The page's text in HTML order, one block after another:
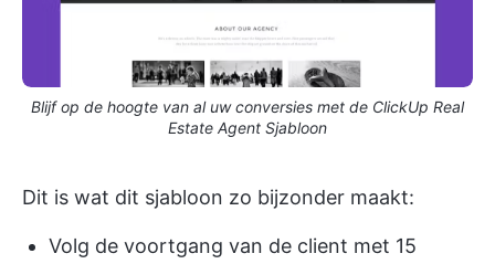
Blijf op de hoogte van al uw conversies met de ClickUp Real
Estate Agent Sjabloon
Dit is wat dit sjabloon zo bijzonder maakt:
Volg de voortgang van de client met 15